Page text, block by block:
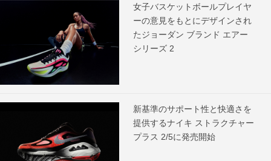
女子バスケットボールプレイヤ
ーの意見をもとにデザインされ
たジョーダン ブランド エアー
シリーズ 2
新基準のサポート性と快適さを
提供するナイキ ストラクチャー
プラス 2/5に発売開始